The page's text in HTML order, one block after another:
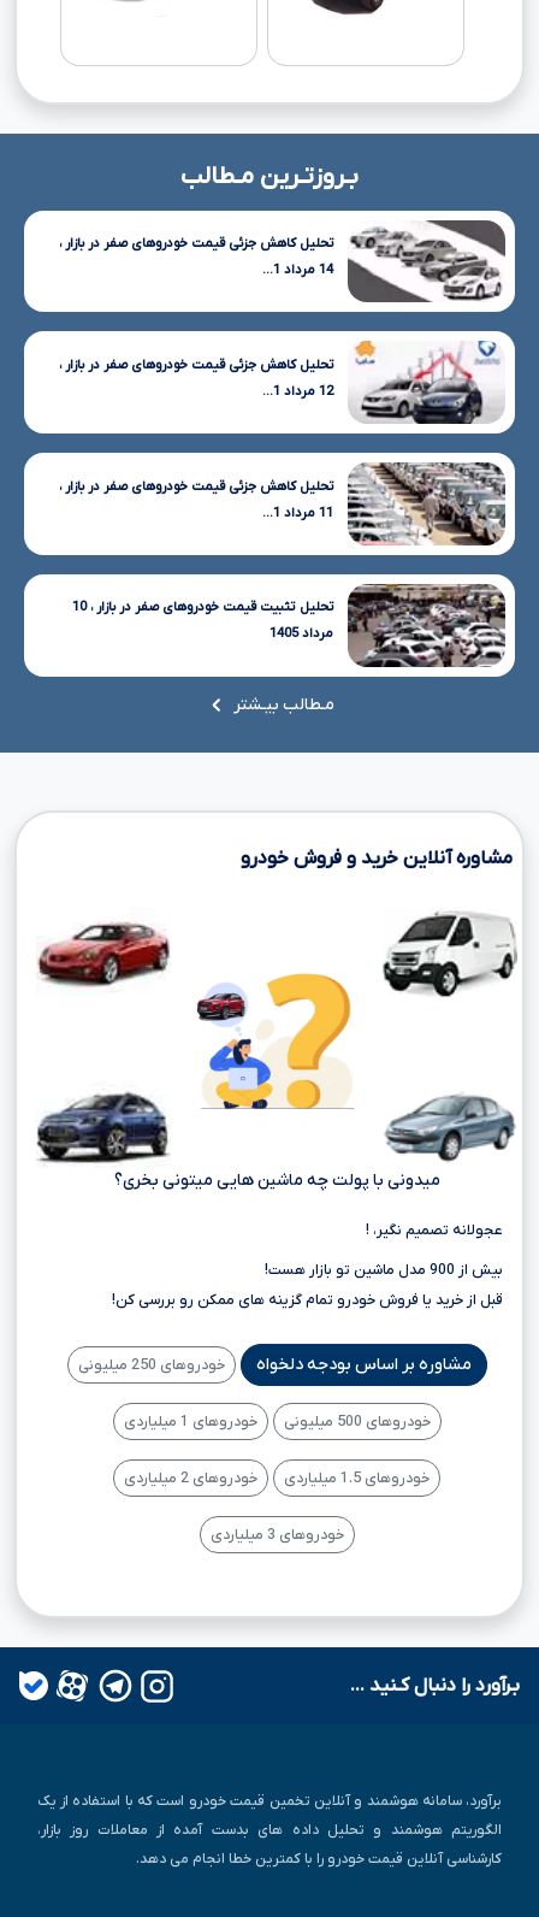
بـروزتـرین مـطالب
تحلیل کاهش جزئی قیمت خودروهای صفر در بازار ،
14 مرداد 1...
تحلیل کاهش جزئی قیمت خودروهای صفر در بازار ،
12 مرداد 1...
تحلیل کاهش جزئی قیمت خودروهای صفر در بازار ،
11 مرداد 1...
تحلیل تثبیت قیمت خودروهای صفر در بازار ، 10
مرداد 1405
مـطالب بیـشتر
مشاوره آنلاین خرید و فروش خودرو
میدونی با پولت چه ماشین هایی میتونی بخری؟
عجولانه تصمیم نگیر، !
بیش از 900 مدل ماشین تو بازار هست!
قبل از خرید یا فروش خودرو تمام گزینه های ممکن رو بررسی کن!
مشاوره بر اساس بودجه دلخواه خودروهای 250 میلیونی
خودروهای 500 میلیونی خودروهای 1 میلیاردی
خودروهای 1.5 میلیاردی خودروهای 2 میلیاردی
خودروهای 3 میلیاردی
بـرآورد را دنبال کـنید ...
برآورد، سامانه هوشمند و آنلاین تخمین قیمت خودرو است که با استفاده از یک
الگوریتم هوشمند و تحلیل داده های بدست آمده از معاملات روز بازار،
کارشناسی آنلاین قیمت خودرو را با کمترین خطا انجام می دهد.